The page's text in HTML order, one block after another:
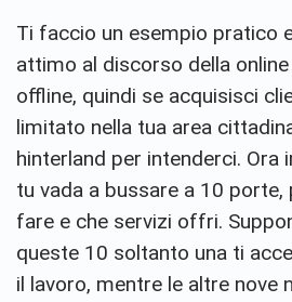
Ti faccio un esempio pratico
attimo al discorso della
offline, quindi se acquisisci
limitato nella tua area
hinterland per intenderci. Ora
tu vada a bussare a 10 porte,
fare e che servizi offri.
queste 10 soltanto una ti
il lavoro, mentre le altre nove